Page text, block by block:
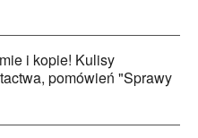
i kopie! Kulisy
pomówień "Sprawy